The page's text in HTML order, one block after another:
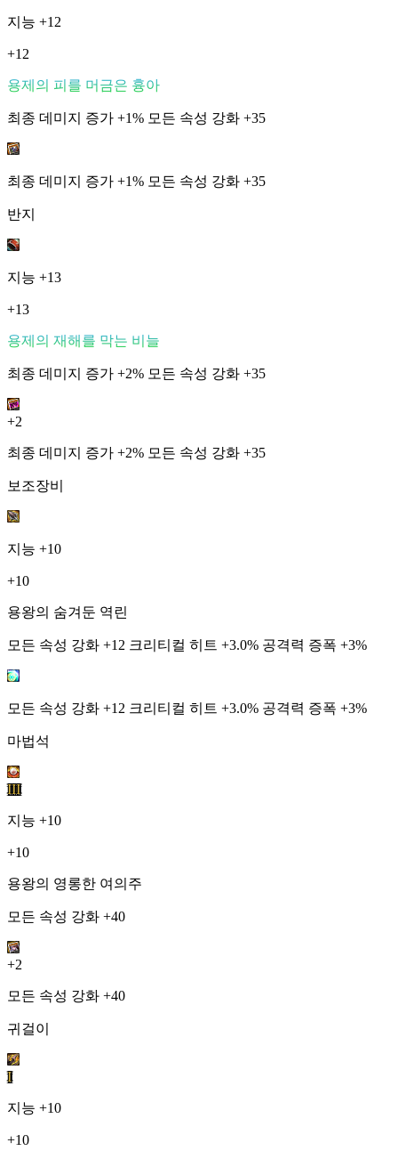
지능 +12
+12
용제의 피를 머금은 흉아
최종 데미지 증가 +1% 모든 속성 강화 +35
최종 데미지 증가 +1% 모든 속성 강화 +35
반지
지능 +13
+13
용제의 재해를 막는 비늘
최종 데미지 증가 +2% 모든 속성 강화 +35
+2
최종 데미지 증가 +2% 모든 속성 강화 +35
보조장비
지능 +10
+10
용왕의 숨겨둔 역린
모든 속성 강화 +12 크리티컬 히트 +3.0% 공격력 증폭 +3%
모든 속성 강화 +12 크리티컬 히트 +3.0% 공격력 증폭 +3%
마법석
III
지능 +10
+10
용왕의 영롱한 여의주
모든 속성 강화 +40
+2
모든 속성 강화 +40
귀걸이
I
지능 +10
+10